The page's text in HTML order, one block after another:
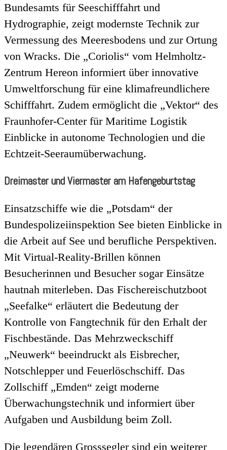
Bundesamts für Seeschifffahrt und
Hydrographie, zeigt modernste Technik zur
Vermessung des Meeresbodens und zur Ortung
von Wracks. Die „Coriolis“ vom Helmholtz-
Zentrum Hereon informiert über innovative
Umweltforschung für eine klimafreundlichere
Schifffahrt. Zudem ermöglicht die „Vektor“ des
Fraunhofer-Center für Maritime Logistik
Einblicke in autonome Technologien und die
Echtzeit-Seeraumüberwachung.
Dreimaster und Viermaster am Hafengeburtstag
Einsatzschiffe wie die „Potsdam“ der
Bundespolizeiinspektion See bieten Einblicke in
die Arbeit auf See und berufliche Perspektiven.
Mit Virtual-Reality-Brillen können
Besucherinnen und Besucher sogar Einsätze
hautnah miterleben. Das Fischereischutzboot
„Seefalke“ erläutert die Bedeutung der
Kontrolle von Fangtechnik für den Erhalt der
Fischbestände. Das Mehrzweckschiff
„Neuwerk“ beeindruckt als Eisbrecher,
Notschlepper und Feuerlöschschiff. Das
Zollschiff „Emden“ zeigt moderne
Überwachungstechnik und informiert über
Aufgaben und Ausbildung beim Zoll.
Die legendären Grosssegler sind ein weiterer